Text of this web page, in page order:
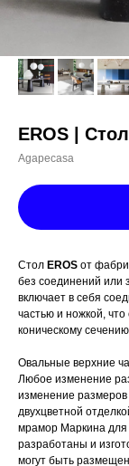
EROS |
Agapecasa
Стол EROS от
без соединений или
включает в себя
частью и ножкой,
коническому
Овальные верхние
Любое изменение
изменение
двухцветной
мрамор Маркина
разработаны и
могут быть